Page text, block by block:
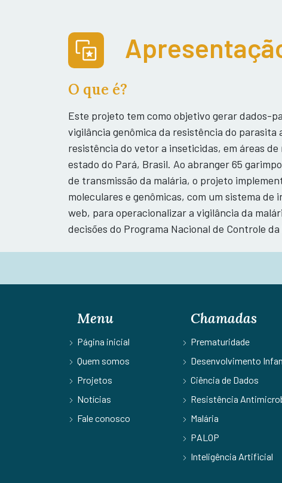
O que é?
Este projeto tem como objetivo gerar dados-
vigilância genômica da resistência do parasita
resistência do vetor a inseticidas, em áreas de
estado do Pará, Brasil. Ao abranger 65
de transmissão da malária, o projeto
moleculares e genômicas, com um sistema de
web, para operacionalizar a vigilância da
decisões do Programa Nacional de Controle da
Menu
Página inicial
Quem somos
Projetos
Notícias
Fale conosco
Chamadas
Prematuridade
Desenvolvimento
Ciência de Dados
Resistência
Malária
PALOP
Inteligência Artificial